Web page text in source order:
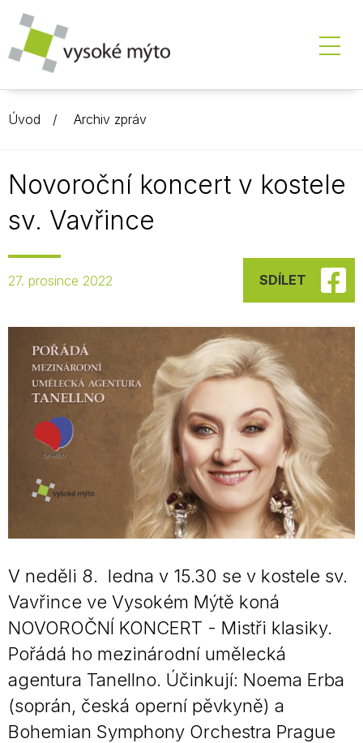
Úvod Archiv zpráv
Novoroční koncert v kostele
sv. Vavřince
27. prosince 2022 SDÍLET
V neděli 8. ledna v 15.30 se v kostele sv.
Vavřince ve Vysokém Mýtě koná
NOVOROČNÍ KONCERT - Mistři klasiky.
Pořádá ho mezinárodní umělecká
agentura Tanellno. Účinkují: Noema Erba
(soprán, česká operní pěvkyně) a
Bohemian Symphony Orchestra Prague